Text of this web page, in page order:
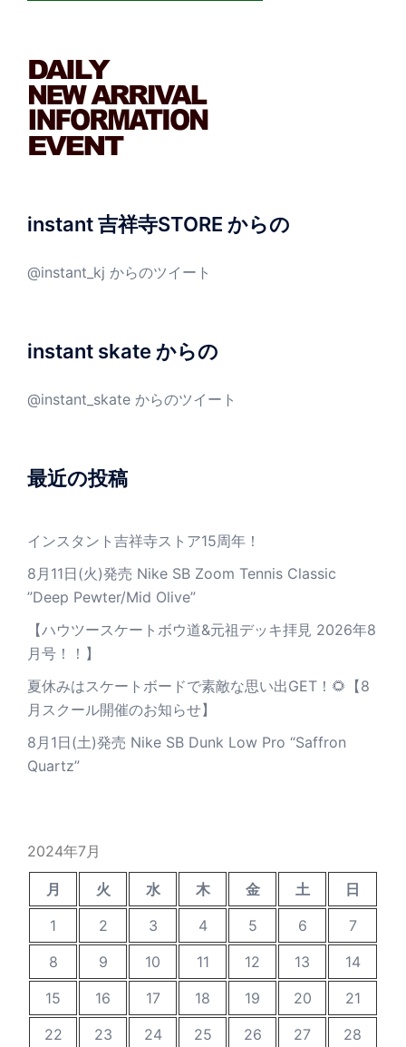
instant 吉祥寺STORE からの
@instant_kj からのツイート
instant skate からの
@instant_skate からのツイート
最近の投稿
インスタント吉祥寺ストア15周年！
8月11日(火)発売 Nike SB Zoom Tennis Classic
”Deep Pewter/Mid Olive”
【ハウツースケートボウ道&元祖デッキ拝見 2026年8
月号！！】
夏休みはスケートボードで素敵な思い出GET！🌻【8
月スクール開催のお知らせ】
8月1日(土)発売 Nike SB Dunk Low Pro “Saffron
Quartz”
2024年7月
月 火 水 木 金 土
日
1
2 3 4 5 6
7
8
9 10 11 12 13
14
15
16 17 18 19 20
21
22
23 24 25 26 27
28